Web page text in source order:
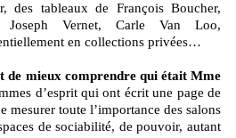
des tableaux de François Boucher,
Joseph Vernet, Carle Van Loo,
en collections privées…
de mieux comprendre qui était Mme
d’esprit qui ont écrit une page de
mesurer toute l’importance des salons
de sociabilité, de pouvoir, autant